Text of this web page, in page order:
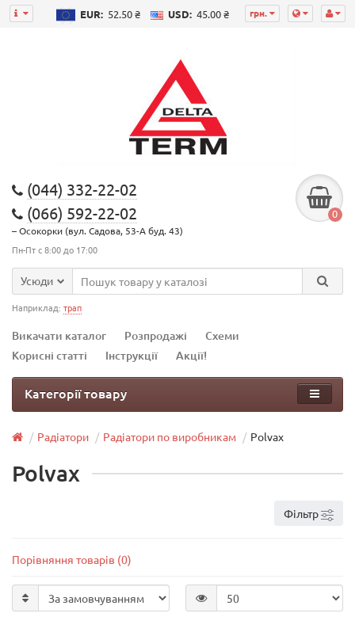
грн.
EUR: 52.50 ₴ USD: 45.00 ₴
(044) 332-22-02
(066) 592-22-02
– Осокорки (вул. Садова, 53-А буд. 43)
Пн-Пт с 8:00 до 17:00
0
Усюди
Наприклад: трап
Викачати каталог Розпродажі
Схеми
Корисні статті
Інструкції Акції!
Категорії товару
Радіатори Радіатори по виробникам Polvax
Polvax
Фільтр
Порівняння товарів (0)